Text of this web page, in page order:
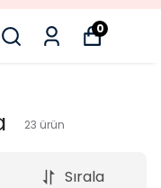
0
23 ürün
Sırala